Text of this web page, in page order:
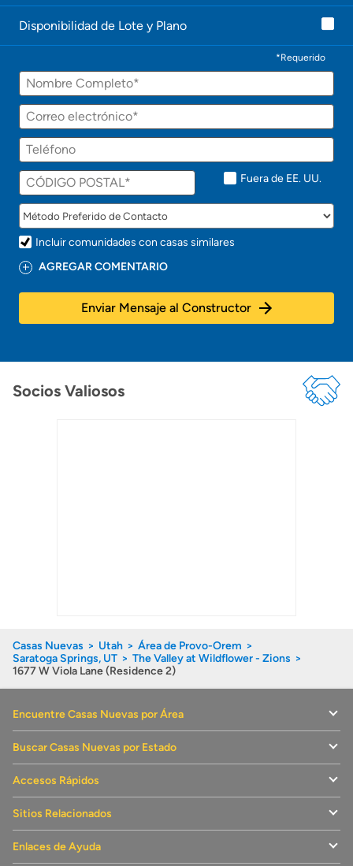
Disponibilidad de Lote y Plano
*Requerido
Fuera de EE. UU.
Incluir comunidades con casas similares
AGREGAR COMENTARIO
Enviar Mensaje al Constructor
Socios Valiosos
Casas Nuevas Utah
Área de Provo-Orem
Saratoga Springs, UT
The Valley at Wildflower - Zions
1677 W Viola Lane (Residence 2)
Encuentre Casas Nuevas por Área
Buscar Casas Nuevas por Estado
Accesos Rápidos
Sitios Relacionados
Enlaces de Ayuda